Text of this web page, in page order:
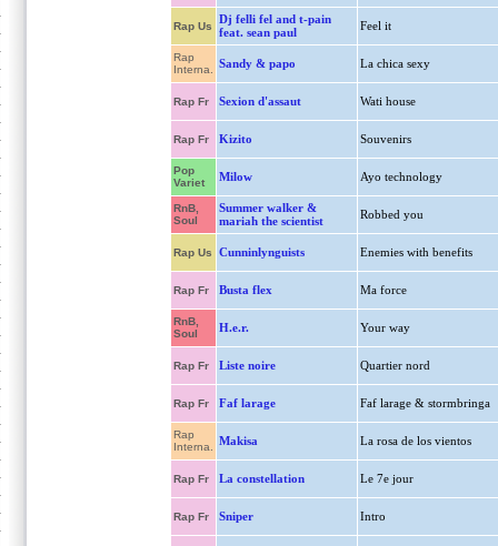
Rap Us
Dj felli fel and t-pain
feat. sean paul
Feel it
Rap
Interna.
Sandy & papo La chica sexy
Rap Fr Sexion d'assaut Wati house
Rap Fr Kizito Souvenirs
Pop
Variet
Milow Ayo technology
RnB,
Soul
Summer walker &
mariah the scientist
Robbed you
Rap Us Cunninlynguists Enemies with benefits
Rap Fr Busta flex Ma force
RnB,
Soul
H.e.r. Your way
Rap Fr Liste noire Quartier nord
Rap Fr Faf larage Faf larage & stormbringa
Rap
Interna.
Makisa La rosa de los vientos
Rap Fr La constellation Le 7e jour
Rap Fr Sniper Intro